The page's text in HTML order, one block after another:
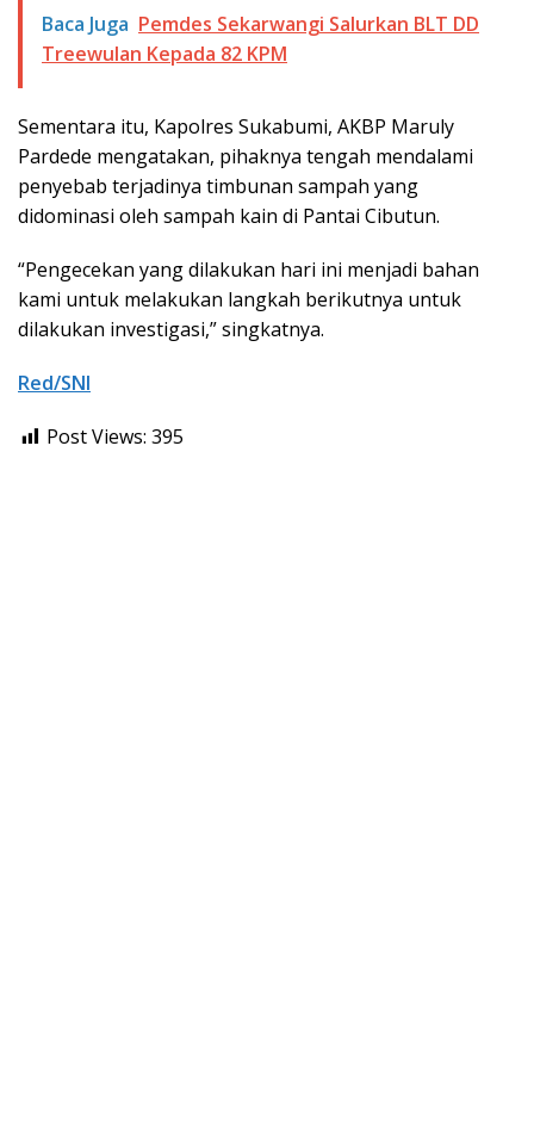
Baca Juga Pemdes Sekarwangi Salurkan BLT DD
Treewulan Kepada 82 KPM
Sementara itu, Kapolres Sukabumi, AKBP Maruly
Pardede mengatakan, pihaknya tengah mendalami
penyebab terjadinya timbunan sampah yang
didominasi oleh sampah kain di Pantai Cibutun.
“Pengecekan yang dilakukan hari ini menjadi bahan
kami untuk melakukan langkah berikutnya untuk
dilakukan investigasi,” singkatnya.
Red/SNI
Post Views: 395